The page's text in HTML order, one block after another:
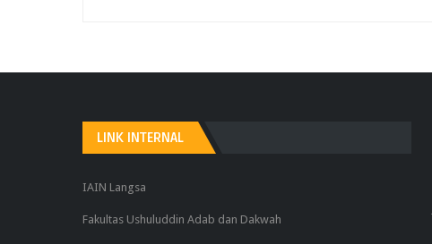
LINK INTERNAL
IAIN Langsa
Fakultas Ushuluddin Adab dan Dakwah